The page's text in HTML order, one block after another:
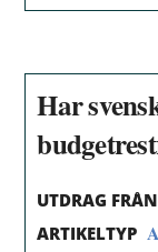
Har
UTDRAG
ARTIKELTYP